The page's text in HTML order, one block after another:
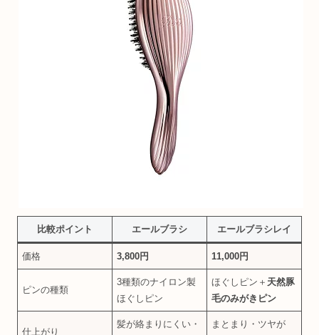
比較ポイント エールブラシ エールブラシレイ
価格 3,800円 11,000円
ピンの種類
3種類のナイロン製
ほぐしピン
ほぐしピン＋ 天然豚
毛のみがきピン
仕上がり
髪が絡まりにくい・
まとまり・ツヤが